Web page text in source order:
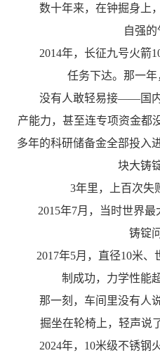
数十年来，在钟掘身上
自强的
2014年，长征九号火箭
任务下达。那一年
没有人敢轻易接——国
产能力，甚至连专项资金都
多年的科研储备金全部投入
块大铸
3年里，上百次失
2015年7月，当时世界
铸锭
2017年5月，直径10米
制成功，力学性能
那一刻，车间里没有人
掘坐在轮椅上，轻声说
2024年，10米级不锈钢